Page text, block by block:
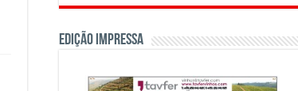
Edição Impressa